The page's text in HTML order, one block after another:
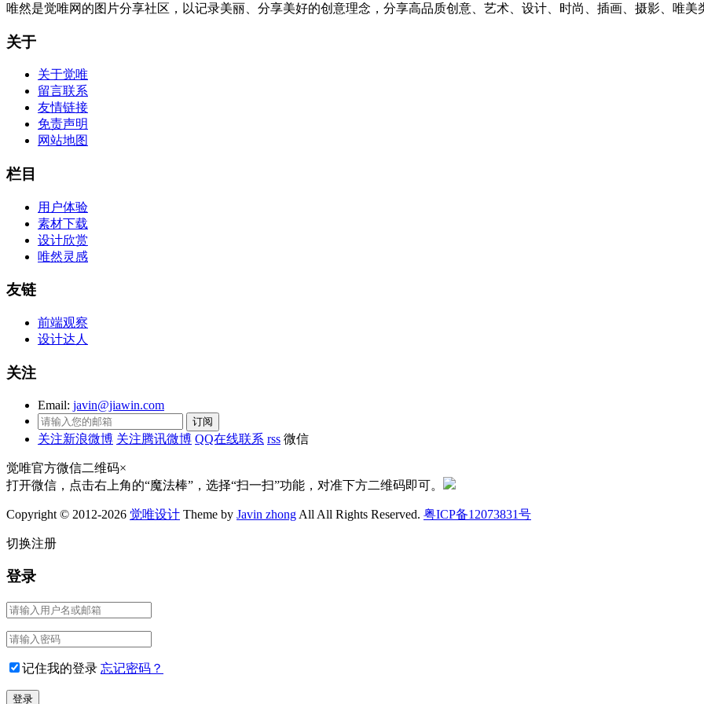
唯然是觉唯网的图片分享社区，以记录美丽、分享美好的创意理念，分享高品质创意、艺术、设计、时尚、插画、摄影、唯美
关于
关于觉唯
留言联系
友情链接
免责声明
网站地图
栏目
用户体验
素材下载
设计欣赏
唯然灵感
友链
前端观察
设计达人
关注
Email: javin@jiawin.com
关注新浪微博 关注腾讯微博 QQ在线联系 rss 微信
觉唯官方微信二维码×
打开微信，点击右上角的“魔法棒”，选择“扫一扫”功能，对准下方二维码即可。
Copyright © 2012-2026 觉唯设计 Theme by Javin zhong All All Rights Reserved. 粤ICP备12073831号
切换注册
登录
记住我的登录 忘记密码？